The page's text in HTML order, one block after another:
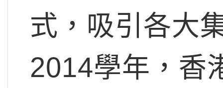
式，吸引各大
2014學年，香